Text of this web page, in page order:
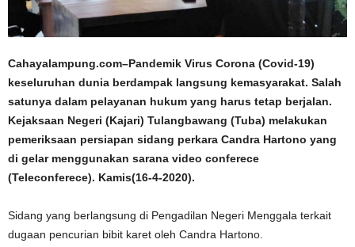
Cahayalampung.com–Pandemik Virus Corona (Covid-19)
keseluruhan dunia berdampak langsung kemasyarakat. Salah
satunya dalam pelayanan hukum yang harus tetap berjalan.
Kejaksaan Negeri (Kajari) Tulangbawang (Tuba) melakukan
pemeriksaan persiapan sidang perkara Candra Hartono yang
di gelar menggunakan sarana video conferece
(Teleconferece). Kamis(16-4-2020).
Sidang yang berlangsung di Pengadilan Negeri Menggala terkait
dugaan pencurian bibit karet oleh Candra Hartono.